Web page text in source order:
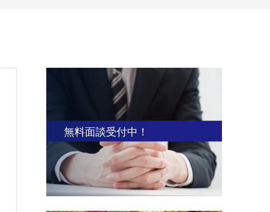
無料面談受付中！